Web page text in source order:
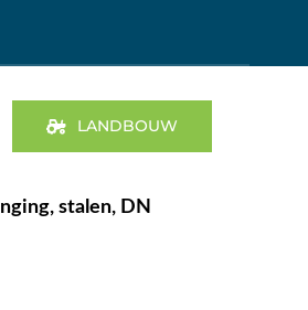
LANDBOUW
stalen, DN